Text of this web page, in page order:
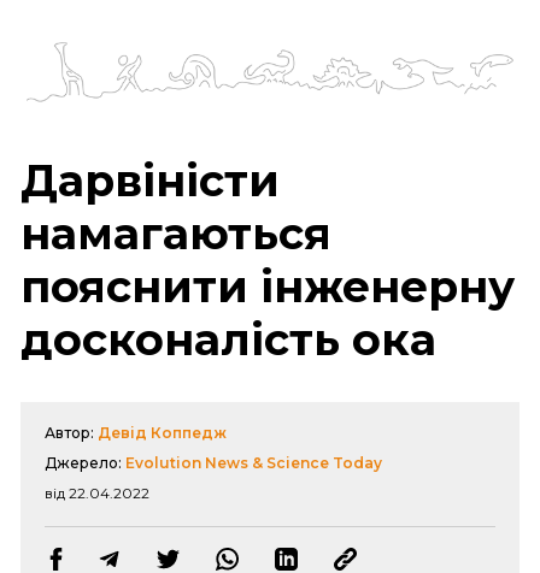
Дарвіністи
намагаються
пояснити інженерну
досконалість ока
Автор: Девід Коппедж
Джерело: Evolution News & Science Today
від 22.04.2022